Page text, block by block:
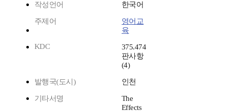
작성언어 한국어
주제어
영어교
육
KDC
375.474
판사항
(4)
발행국(도시) 인천
기타서명
The
Effects